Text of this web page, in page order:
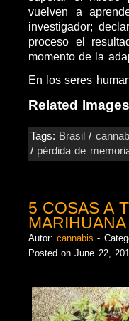
vuelven a
investigador;
proceso el
momento de la
En los seres
Related
Tags: Brasil /
/ pérdida de
5 COSAS A
Autor:cannabis -
Posted on June 22,